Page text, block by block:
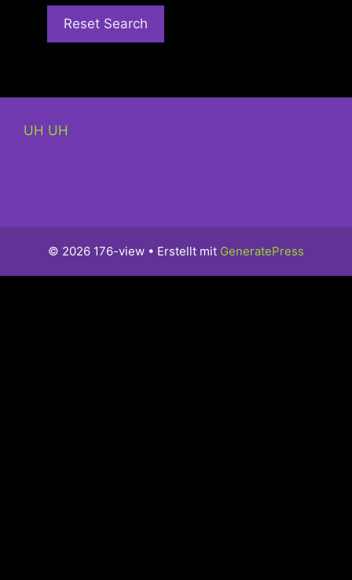
UH UH
© 2026 176-view • Erstellt mit GeneratePress